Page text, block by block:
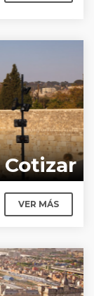
Cotizar
VER MÁS